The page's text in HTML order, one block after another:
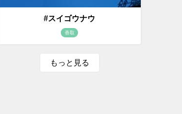
#スイゴウナウ
香取
もっと見る